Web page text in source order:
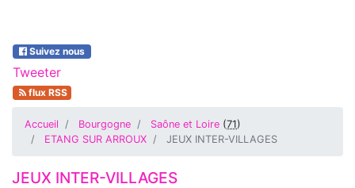
Suivez nous
Tweeter
flux RSS
Accueil Bourgogne Saône et Loire (71)
ETANG SUR ARROUX
JEUX INTER-VILLAGES
JEUX INTER-VILLAGES